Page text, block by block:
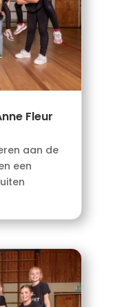
Fleur
aan de
een